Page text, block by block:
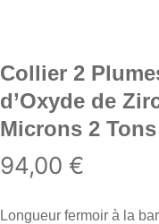
Collier 2
d’Oxyde de
Microns 2 Tons
94,00 €
Longueur fermoir à la